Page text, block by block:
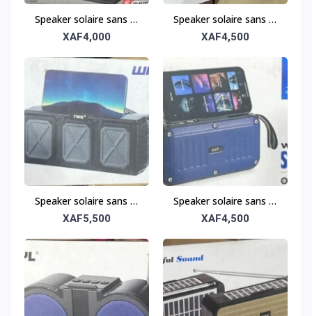
Speaker solaire sans fil
tout-terrain – Robuste
XAF4,000
Speaker solaire sans fil
tout-terrain – Robuste
XAF4,500
Speaker solaire sans fil
tout-terrain – Robuste
XAF5,500
Speaker solaire sans fil
tout-terrain – Robuste
XAF4,500